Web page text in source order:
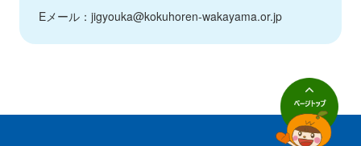
Eメール：jigyouka@kokuhoren-wakayama.or.jp